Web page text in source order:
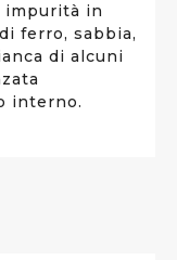
impurità in
ferro, sabbia,
di alcuni
interno.